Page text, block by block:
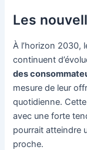
Les
À l’horizon 2030,
continuent
des
mesure de leur
quotidienne.
avec une forte
pourrait atteindre
proche.